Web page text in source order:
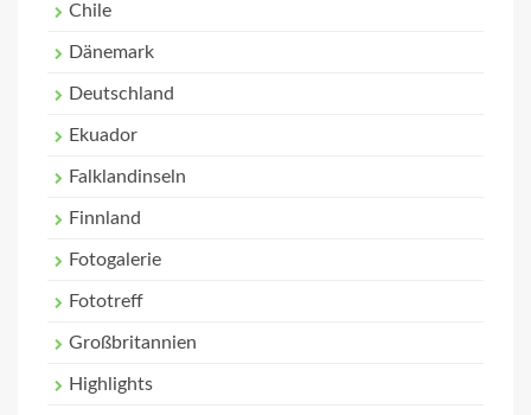
Chile
Dänemark
Deutschland
Ekuador
Falklandinseln
Finnland
Fotogalerie
Fototreff
Großbritannien
Highlights